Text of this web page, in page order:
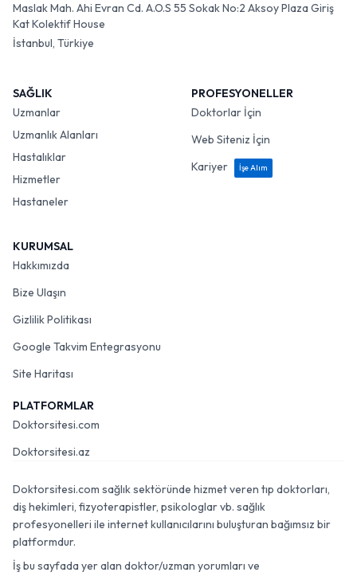
Maslak Mah. Ahi Evran Cd. A.O.S 55 Sokak No:2 Aksoy Plaza Giriş
Kat Kolektif House
İstanbul, Türkiye
SAĞLIK
Uzmanlar
Uzmanlık Alanları
Hastalıklar
Hizmetler
Hastaneler
PROFESYONELLER
Doktorlar İçin
Web Siteniz İçin
Kariyer
İşe Alım
KURUMSAL
Hakkımızda
Bize Ulaşın
Gizlilik Politikası
Google Takvim Entegrasyonu
Site Haritası
PLATFORMLAR
Doktorsitesi.com
Doktorsitesi.az
Doktorsitesi.com sağlık sektöründe hizmet veren tıp doktorları,
diş hekimleri, fizyoterapistler, psikologlar vb. sağlık
profesyonelleri ile internet kullanıcılarını buluşturan bağımsız bir
platformdur.
İş bu sayfada yer alan doktor/uzman yorumları ve